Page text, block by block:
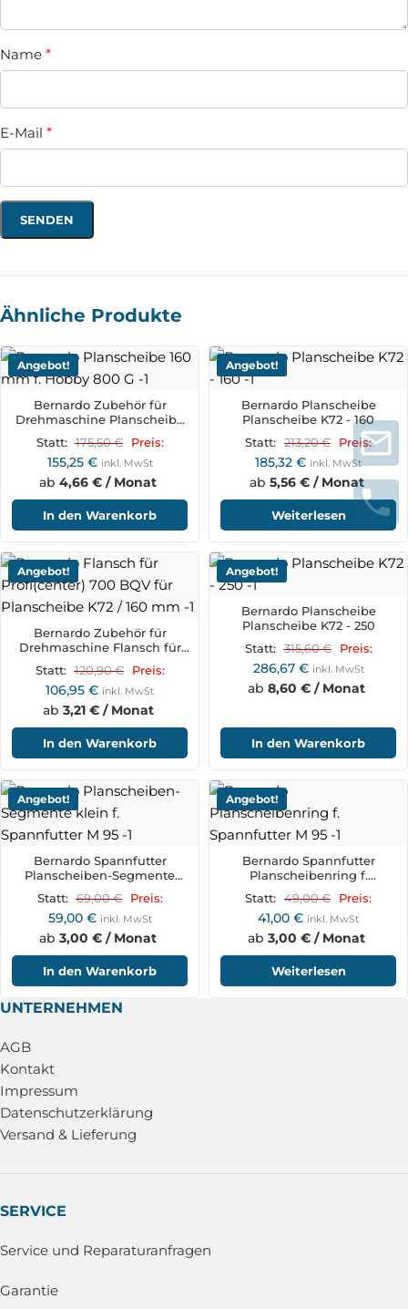
Name *
E-Mail *
Ähnliche Produkte
Angebot!
Bernardo Zubehör für
Drehmaschine Planscheibe
160 mm f. Hobby 800 G
Statt: 175,50€ Preis:
155,25 € inkl. MwSt
ab 4,66 € / Monat
In den Warenkorb
Angebot!
Bernardo Planscheibe
Planscheibe K72 - 160
Statt: 213,20€ Preis:
185,32 € inkl. MwSt
ab 5,56 € / Monat
Weiterlesen
Angebot!
Bernardo Zubehör für
Drehmaschine Flansch für
Profi(center) 700 BQV für
Planscheibe K72 / 160 mm
Statt: 120,90€ Preis:
106,95 € inkl. MwSt
ab 3,21 € / Monat
In den Warenkorb
Angebot!
Bernardo Planscheibe
Planscheibe K72 - 250
Statt: 315,60€ Preis:
286,67 € inkl. MwSt
ab 8,60 € / Monat
In den Warenkorb
Angebot!
Bernardo Spannfutter
Planscheiben-Segmente
klein f. Spannfutter M 95
Statt: 69,00€ Preis:
59,00 € inkl. MwSt
ab 3,00 € / Monat
In den Warenkorb
Angebot!
Bernardo Spannfutter
Planscheibenring f.
Spannfutter M 95
Statt: 49,00€ Preis:
41,00 € inkl. MwSt
ab 3,00 € / Monat
Weiterlesen
UNTERNEHMEN
AGB
Kontakt
Impressum
Datenschutzerklärung
Versand & Lieferung
SERVICE
Service und Reparaturanfragen
Garantie